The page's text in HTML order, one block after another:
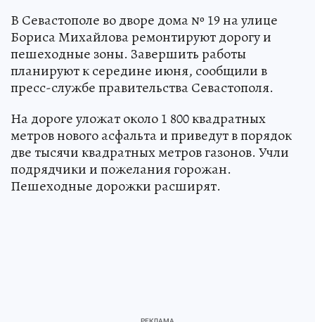
В Севастополе во дворе дома № 19 на улице
Бориса Михайлова ремонтируют дорогу и
пешеходные зоны. Завершить работы
планируют к середине июня, сообщили в
пресс-службе правительства Севастополя.
На дороге уложат около 1 800 квадратных
метров нового асфальта и приведут в порядок
две тысячи квадратных метров газонов. Учли
подрядчики и пожелания горожан.
Пешеходные дорожки расширят.